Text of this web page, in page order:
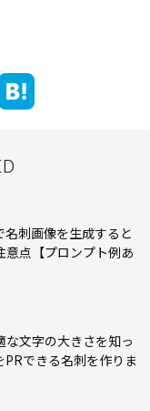
名刺画像を生成すると
意点【プロンプト例あ
な文字の大きさを知っ
できる名刺を作りま